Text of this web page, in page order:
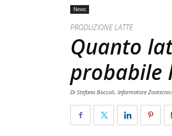
News
PRODUZIONE LATTE
Quanto
probabile
Di Stefano Boccoli, Informatore